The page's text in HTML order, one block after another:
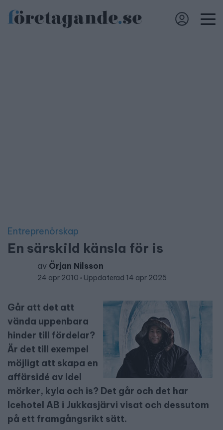
Entreprenörskap
En särskild känsla för is
av Örjan Nilsson
24 apr 2010 Uppdaterad 14 apr 2025
Går att det att
vända uppenbara
hinder till fördelar?
Är det till exempel
möjligt att skapa en
affärsidé av idel
mörker, kyla och is? Det går och det har
Icehotel AB i Jukkasjärvi visat och dessutom
på ett framgångsrikt sätt.